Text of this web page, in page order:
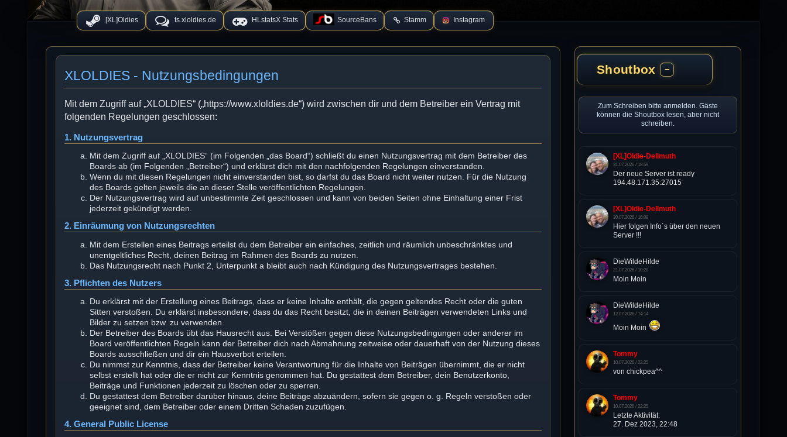
[XL]Oldies ts.xloldies.de HLstatsX Stats SourceBans Stamm Instagram
XLOLDIES - Nutzungsbedingungen
Mit dem Zugriff auf „XLOLDIES“ („https://www.xloldies.de“) wird zwischen dir und dem Betreiber ein Vertrag mit
folgenden Regelungen geschlossen:
1. Nutzungsvertrag
Mit dem Zugriff auf „XLOLDIES“ (im Folgenden „das Board“) schließt du einen Nutzungsvertrag mit dem Betreiber des
Boards ab (im Folgenden „Betreiber“) und erklärst dich mit den nachfolgenden Regelungen einverstanden.
Wenn du mit diesen Regelungen nicht einverstanden bist, so darfst du das Board nicht weiter nutzen. Für die Nutzung
des Boards gelten jeweils die an dieser Stelle veröffentlichten Regelungen.
Der Nutzungsvertrag wird auf unbestimmte Zeit geschlossen und kann von beiden Seiten ohne Einhaltung einer Frist
jederzeit gekündigt werden.
2. Einräumung von Nutzungsrechten
Mit dem Erstellen eines Beitrags erteilst du dem Betreiber ein einfaches, zeitlich und räumlich unbeschränktes und
unentgeltliches Recht, deinen Beitrag im Rahmen des Boards zu nutzen.
Das Nutzungsrecht nach Punkt 2, Unterpunkt a bleibt auch nach Kündigung des Nutzungsvertrages bestehen.
3. Pflichten des Nutzers
Du erklärst mit der Erstellung eines Beitrags, dass er keine Inhalte enthält, die gegen geltendes Recht oder die guten
Sitten verstoßen. Du erklärst insbesondere, dass du das Recht besitzt, die in deinen Beiträgen verwendeten Links und
Bilder zu setzen bzw. zu verwenden.
Der Betreiber des Boards übt das Hausrecht aus. Bei Verstößen gegen diese Nutzungsbedingungen oder anderer im
Board veröffentlichten Regeln kann der Betreiber dich nach Abmahnung zeitweise oder dauerhaft von der Nutzung dieses
Boards ausschließen und dir ein Hausverbot erteilen.
Du nimmst zur Kenntnis, dass der Betreiber keine Verantwortung für die Inhalte von Beiträgen übernimmt, die er nicht
selbst erstellt hat oder die er nicht zur Kenntnis genommen hat. Du gestattest dem Betreiber, dein Benutzerkonto,
Beiträge und Funktionen jederzeit zu löschen oder zu sperren.
Du gestattest dem Betreiber darüber hinaus, deine Beiträge abzuändern, sofern sie gegen o. g. Regeln verstoßen oder
geeignet sind, dem Betreiber oder einem Dritten Schaden zuzufügen.
4. General Public License
Shoutbox −
Zum Schreiben bitte anmelden. Gäste
können die Shoutbox lesen, aber nicht
schreiben.
[XL]Oldie-Dellmuth
31.07.2026 / 18:59
Der neue Server ist ready
194.48.171.35:27015
[XL]Oldie-Dellmuth
30.07.2026 / 16:08
Hier folgen Info´s über den neuen
Server !!!
DieWildeHilde
21.07.2026 / 10:28
Moin Moin
DieWildeHilde
12.07.2026 / 14:14
Moin Moin
Tommy
10.07.2026 / 22:25
von chickpea^^
Tommy
10.07.2026 / 22:25
Letzte Aktivität:
27. Dez 2023, 22:48